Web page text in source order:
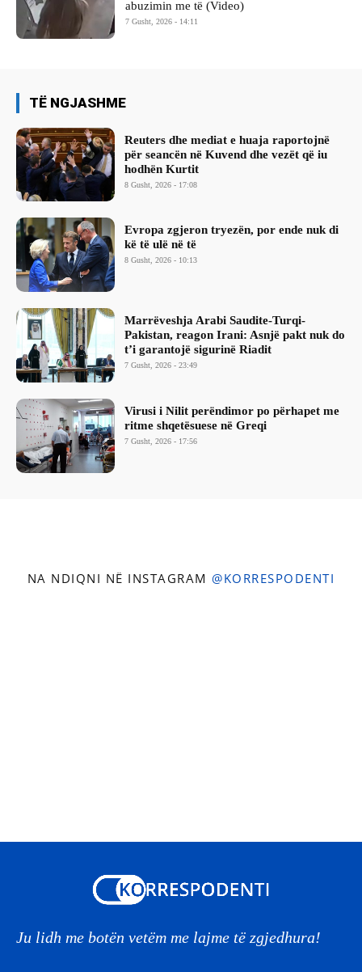
abuzimin me të (Video)
7 Gusht, 2026 - 14:11
TË NGJASHME
Reuters dhe mediat e huaja raportojnë
për seancën në Kuvend dhe vezët që iu
hodhën Kurtit
8 Gusht, 2026 - 17:08
Evropa zgjeron tryezën, por ende nuk di
kë të ulë në të
8 Gusht, 2026 - 10:13
Marrëveshja Arabi Saudite-Turqi-
Pakistan, reagon Irani: Asnjë pakt nuk do
t’i garantojë sigurinë Riadit
7 Gusht, 2026 - 23:49
Virusi i Nilit perëndimor po përhapet me
ritme shqetësuese në Greqi
7 Gusht, 2026 - 17:56
NA NDIQNI NË INSTAGRAM @KORRESPODENTI
Ju lidh me botën vetëm me lajme të zgjedhura!